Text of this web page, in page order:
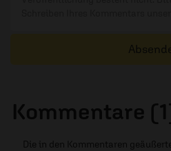
Kommentare
Die in den Kommentaren